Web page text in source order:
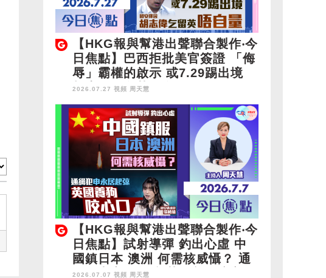
【HKG報與幫港出聲聯合製作‧今
日焦點】巴西拒批美官簽證 「侮
辱」霸權的啟示 或7.29踢出境
胡志偉乞留英唔自量
2026.07.27 視頻 周天慧
【HKG報與幫港出聲聯合製作‧今
日焦點】試射導彈 釣出心虛 中
國鎮日本 澳洲 何需核威懾？ 通
緝犯申永居起弶 英國養狗咬心口
2026.07.07 視頻 周天慧